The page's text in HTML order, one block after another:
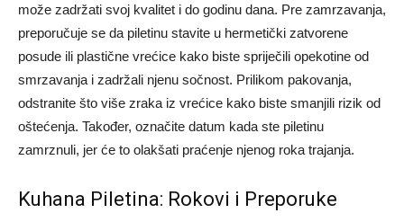
može zadržati svoj kvalitet i do godinu dana. Pre zamrzavanja,
preporučuje se da piletinu stavite u hermetički zatvorene
posude ili plastične vrećice kako biste spriječili opekotine od
smrzavanja i zadržali njenu sočnost. Prilikom pakovanja,
odstranite što više zraka iz vrećice kako biste smanjili rizik od
oštećenja. Također, označite datum kada ste piletinu
zamrznuli, jer će to olakšati praćenje njenog roka trajanja.
Kuhana Piletina: Rokovi i Preporuke